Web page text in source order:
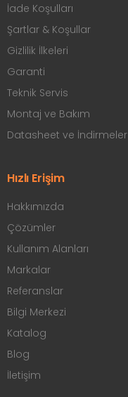
İade Koşulları
Şartlar & Koşullar
Gizlilik İlkeleri
Garanti
Teknik Servis
Montaj ve Bakım
Datasheet ve İndirmeler
Hızlı Erişim
Hakkımızda
Çözümler
Kullanım Alanları
Markalar
Referanslar
Bilgi Merkezi
Katalog
Blog
İletişim